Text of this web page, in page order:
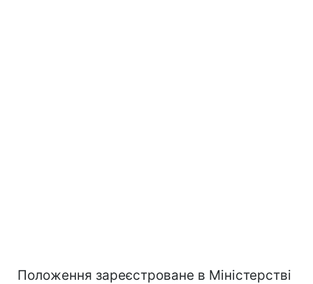
Положення зареєстроване в Міністерстві